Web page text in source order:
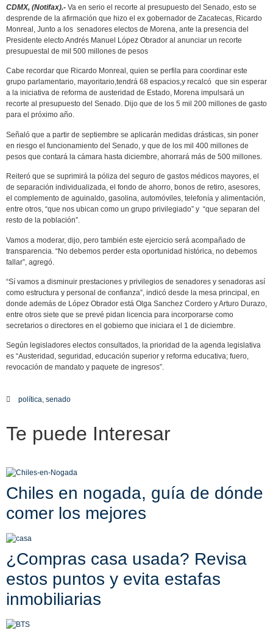
CDMX, (Notifax).- Va en serio el recorte al presupuesto del Senado, esto se
desprende de la afirmación que hizo el ex gobernador de Zacatecas, Ricardo
Monreal, Junto a los senadores electos de Morena, ante la presencia del
Presidente electo Andrés Manuel López Obrador al anunciar un recorte
presupuestal de mil 500 millones de pesos
Cabe recordar que Ricardo Monreal, quien se perfila para coordinar este
grupo parlamentario, mayoritario,tendrá 68 espacios,y recalcó que sin esperar
a la iniciativa de reforma de austeridad de Estado, Morena impulsará un
recorte al presupuesto del Senado. Dijo que de los 5 mil 200 millones de gasto
para el próximo año.
Señaló que a partir de septiembre se aplicarán medidas drásticas, sin poner
en riesgo el funcionamiento del Senado, y que de los mil 400 millones de
pesos que contará la cámara hasta diciembre, ahorrará más de 500 millones.
Reiteró que se suprimirá la póliza del seguro de gastos médicos mayores, el
de separación individualizada, el fondo de ahorro, bonos de retiro, asesores,
el complemento de aguinaldo, gasolina, automóviles, telefonía y alimentación,
entre otros, “que nos ubican como un grupo privilegiado” y “que separan del
resto de la población”.
Vamos a moderar, dijo, pero también este ejercicio será acompañado de
transparencia. “No debemos perder esta oportunidad histórica, no debemos
fallar”, agregó.
“Sí vamos a disminuir prestaciones y privilegios de senadores y senadoras así
como estructura y personal de confianza”, indicó desde la mesa principal, en
donde además de López Obrador está Olga Sanchez Cordero y Arturo Durazo,
entre otros siete que se prevé pidan licencia para incorporarse como
secretarios o directores en el gobierno que iniciara el 1 de diciembre.
Según legisladores electos consultados, la prioridad de la agenda legislativa
es “Austeridad, seguridad, educación superior y reforma educativa; fuero,
revocación de mandato y paquete de ingresos”.
política senado
Te puede Interesar
Chiles en nogada, guía de dónde
comer los mejores
¿Compras casa usada? Revisa
estos puntos y evita estafas
inmobiliarias